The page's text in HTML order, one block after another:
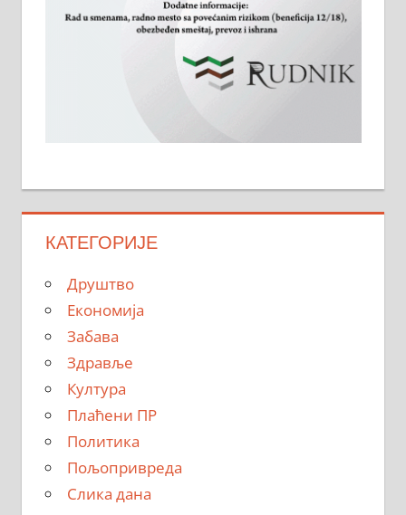
КАТЕГОРИЈЕ
Друштво
Економија
Забава
Здравље
Култура
Плаћени ПР
Политика
Пољопривреда
Слика дана